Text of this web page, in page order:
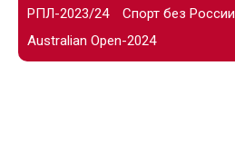
РПЛ-2023/24
Спорт без России
Australian Open-2024